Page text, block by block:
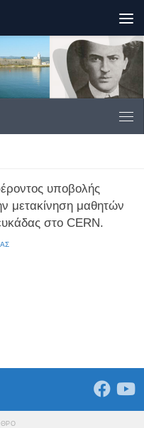
υποβολής
μετακίνηση μαθητών
στο CERN.